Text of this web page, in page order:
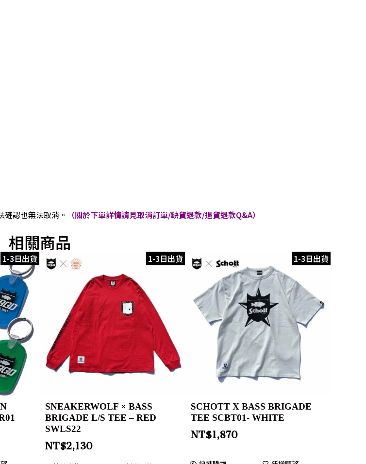
認也無法取消。
（關於下單詳情請見取消訂單/缺貨退款/退貨退款Q&A）
相關商品
1-3日出貨 1-3日出貨
SNEAKERWOLF × BASS
BRIGADE L/S TEE – RED
SWLS22
NT$2,130
1-3日出貨
SCHOTT X BASS BRIGADE
TEE SCBT01- WHITE
NT$1,870